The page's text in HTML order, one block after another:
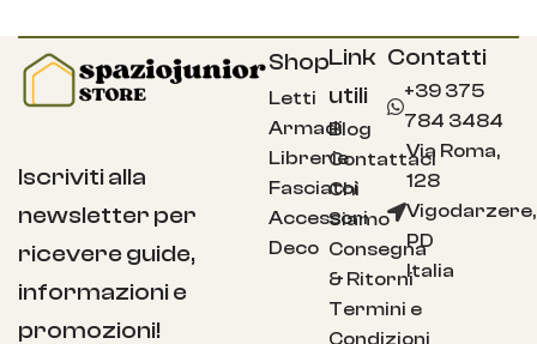
Iscriviti alla
newsletter per
ricevere guide,
informazioni e
promozioni!
Shop
Letti
Armadi
Librerie
Fasciatoi
Accessori
Deco
Link
utili
Blog
Contattaci
Chi
Siamo
Consegna
& Ritorni
Termini e
Condizioni
Contatti
+39 375
784 3484
Via Roma,
128
Vigodarzere,
PD
Italia